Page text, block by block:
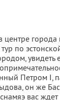
по
Петром I,
он же
вас